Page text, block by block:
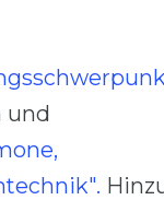
und